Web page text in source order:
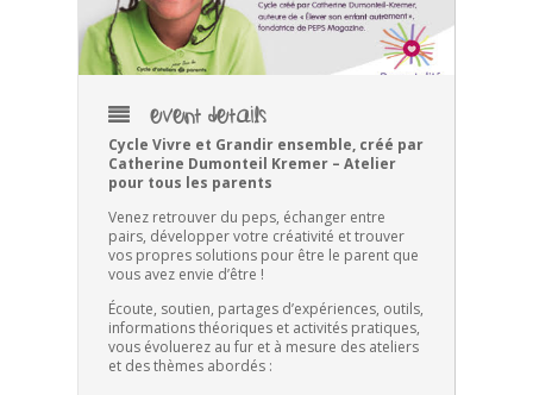
EVENT DETAILS
Cycle Vivre et Grandir ensemble, créé par
Catherine Dumonteil Kremer – Atelier
pour tous les parents
Venez retrouver du peps, échanger entre
pairs, développer votre créativité et trouver
vos propres solutions pour être le parent que
vous avez envie d’être !
Écoute, soutien, partages d’expériences, outils,
informations théoriques et activités pratiques,
vous évoluerez au fur et à mesure des ateliers
et des thèmes abordés :